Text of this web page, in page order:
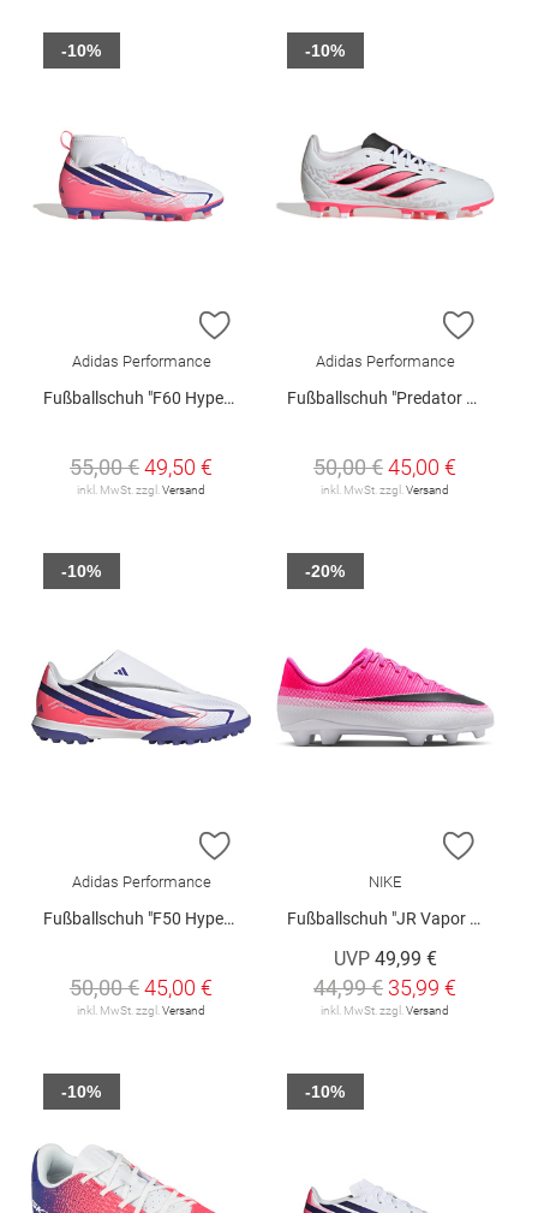
ZUR WUNSCHLISTE HINZUFÜGEN
Adidas Performance
Fußballschuh "F60 Hyperfast Club Mid FG/MG Junior"
55,00 €49,50 €
inkl. MwSt. zzgl. Versand
-10%
ZUR
Adidas Performance
Fußballschuh "Predator Club FG/MG Junior"
50,00 €45,00 €
inkl. MwSt. zzgl. Versand
-10%
ZUR WUNSCHLISTE HINZUFÜGEN
Adidas Performance
Fußballschuh "F50 Hyperfast Club"
50,00 €45,00 €
inkl. MwSt. zzgl. Versand
-10%
ZUR
NIKE
Fußballschuh "JR Vapor 17 Club FG/MG"
UVP 49,99 €
44,99 € 35,99 €
inkl. MwSt. zzgl. Versand
-20%
-10% -10%